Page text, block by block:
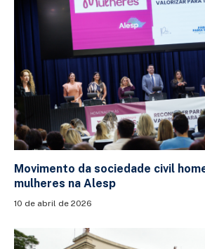
Movimento da sociedade civil
mulheres na Alesp
10 de abril de 2026